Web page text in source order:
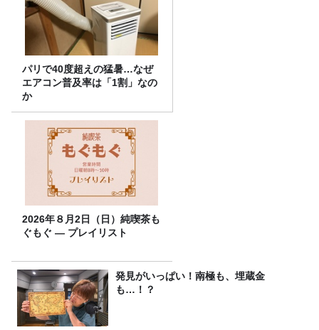
パリで40度超えの猛暑…なぜ
エアコン普及率は「1割」なの
か
2026年８月2日（日）純喫茶も
ぐもぐ ― プレイリスト
発見がいっぱい！南極も、埋蔵金
も…！？